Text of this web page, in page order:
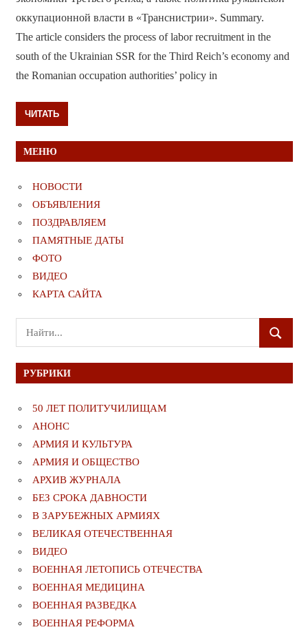
оккупационной власти в «Транснистрии». Summary.
The article considers the process of labor recruitment in the
south of the Ukrainian SSR for the Third Reich’s economy and
the Romanian occupation authorities’ policy in
ЧИТАТЬ
МЕНЮ
НОВОСТИ
ОБЪЯВЛЕНИЯ
ПОЗДРАВЛЯЕМ
ПАМЯТНЫЕ ДАТЫ
ФОТО
ВИДЕО
КАРТА САЙТА
Поиск
для:
ПОИСК
РУБРИКИ
50 ЛЕТ ПОЛИТУЧИЛИЩАМ
АНОНС
АРМИЯ И КУЛЬТУРА
АРМИЯ И ОБЩЕСТВО
АРХИВ ЖУРНАЛА
БЕЗ СРОКА ДАВНОСТИ
В ЗАРУБЕЖНЫХ АРМИЯХ
ВЕЛИКАЯ ОТЕЧЕСТВЕННАЯ
ВИДЕО
ВОЕННАЯ ЛЕТОПИСЬ ОТЕЧЕСТВА
ВОЕННАЯ МЕДИЦИНА
ВОЕННАЯ РАЗВЕДКА
ВОЕННАЯ РЕФОРМА